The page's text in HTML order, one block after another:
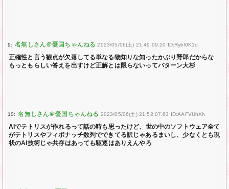
9: 2023/05/06(土) 21:49:09.20 ID:Rybl0K1d
正確性と言う観点が欠落してる単なる物知りな知ったかぶり野郎だからな
もっともらしい答えを出すけど正解とは限らないってパターン大杉
10: 2023/05/06(土) 21:52:07.63 ID:AAFVUhXh
AIでテトリスが作れるって話の時も思ったけど、世の中のソフトウェア全て
がテトリスやフィボナッチ数列でできてる訳じゃあるまいし、少なくとも現
状のAI技術じゃ共存はあっても駆逐はありえんやろ